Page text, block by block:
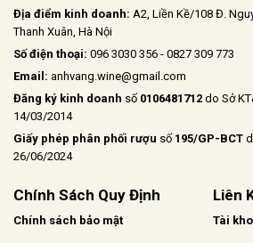
Địa điểm kinh doanh: A2, Liền Kề/108 Đ.
Thanh Xuân, Hà Nội
Số điện thoại: 096 3030 356 - 0827 309 773
Email: anhvang.wine@gmail.com
Đăng ký kinh doanh số 0106481712 do Sở
14/03/2014
Giấy phép phân phối rượu số 195/GP-BCT
26/06/2024
Chính Sách Quy Định
Chính sách bảo mật
Liên
Tài